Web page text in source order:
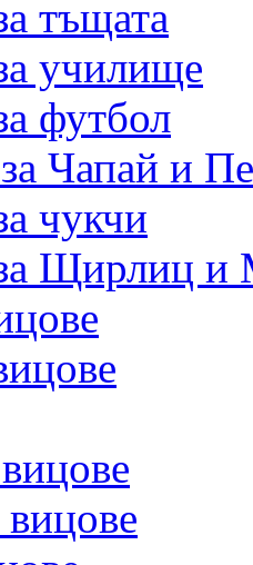
тъщата
училище
футбол
Чапай и
чукчи
Щирлиц